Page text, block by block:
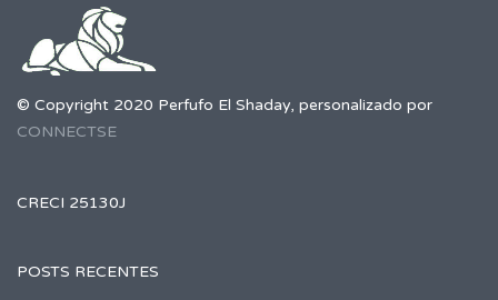
© Copyright 2020 Perfufo El Shaday, personalizado por
CONNECTSE
CRECI 25130J
POSTS RECENTES